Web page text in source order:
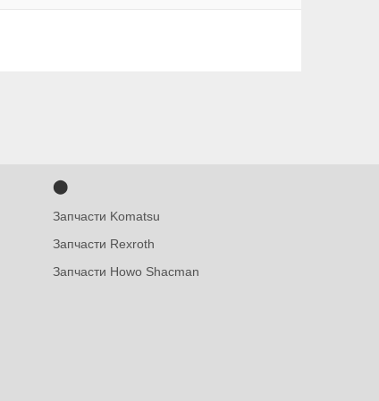
⬤
Запчасти Komatsu
Запчасти Rexroth
Запчасти Howo Shacman